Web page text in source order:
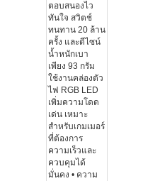
ตอบสนองไว
ทันใจ สวิตช์
ทนทาน 20 ล้าน
ครั้ง และดีไซน์
น้ำหนักเบา
เพียง 93 กรัม
ใช้งานคล่องตัว
ไฟ RGB LED
เพิ่มความโดด
เด่น เหมาะ
สำหรับเกมเมอร์
ที่ต้องการ
ความเร็วและ
ควบคุมได้
มั่นคง • ความ